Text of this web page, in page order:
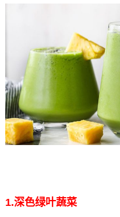
1.深色绿叶蔬菜